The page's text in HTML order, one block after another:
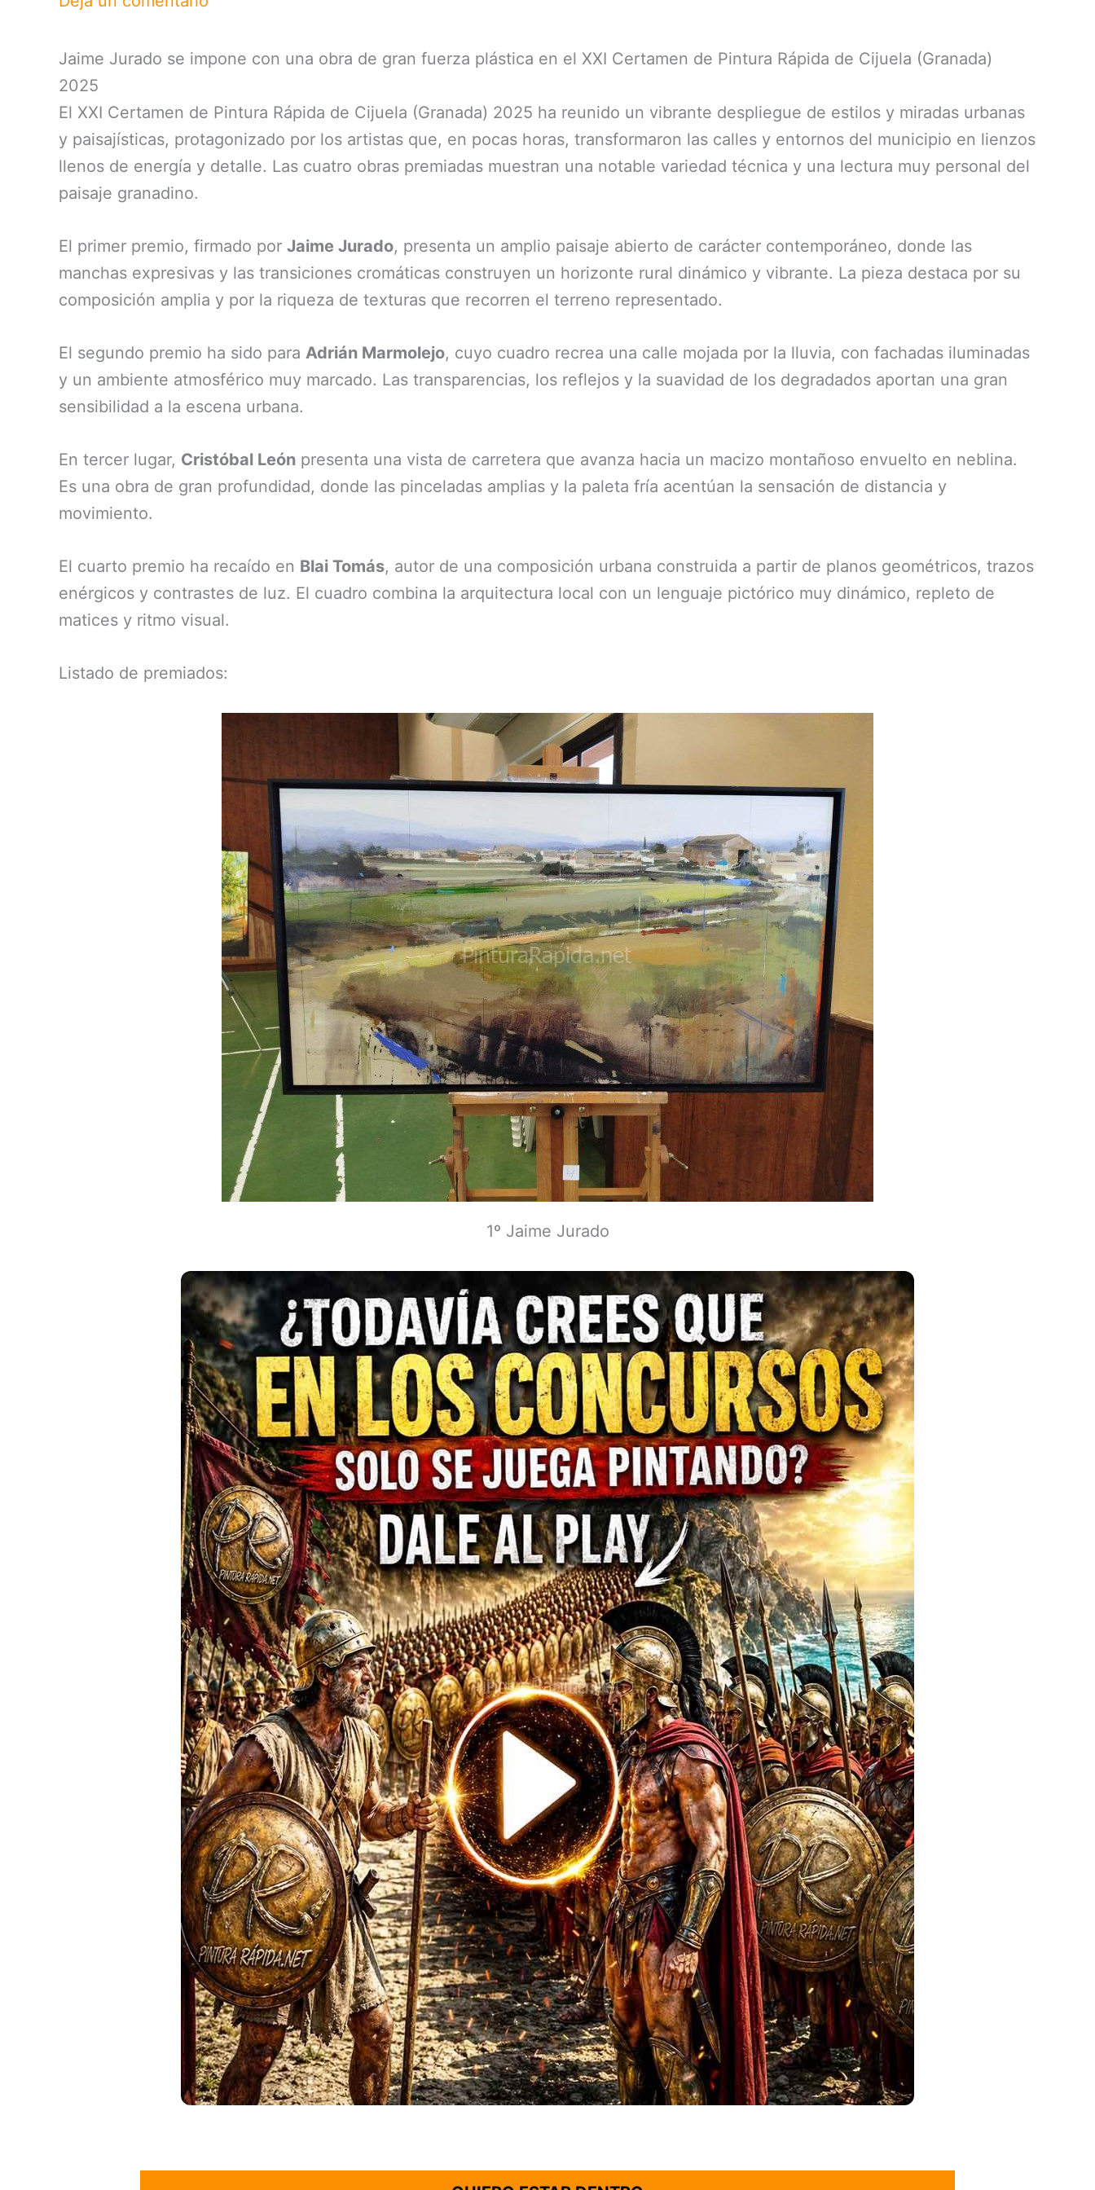
Jaime Jurado se impone con una obra de gran fuerza plástica en el XXI Certamen de Pintura Rápida de Cijuela (Granada)
2025
El XXI Certamen de Pintura Rápida de Cijuela (Granada) 2025 ha reunido un vibrante despliegue de estilos y miradas urbanas
y paisajísticas, protagonizado por los artistas que, en pocas horas, transformaron las calles y entornos del municipio en lienzos
llenos de energía y detalle. Las cuatro obras premiadas muestran una notable variedad técnica y una lectura muy personal del
paisaje granadino.
El primer premio, firmado por Jaime Jurado, presenta un amplio paisaje abierto de carácter contemporáneo, donde las
manchas expresivas y las transiciones cromáticas construyen un horizonte rural dinámico y vibrante. La pieza destaca por su
composición amplia y por la riqueza de texturas que recorren el terreno representado.
El segundo premio ha sido para Adrián Marmolejo, cuyo cuadro recrea una calle mojada por la lluvia, con fachadas iluminadas
y un ambiente atmosférico muy marcado. Las transparencias, los reflejos y la suavidad de los degradados aportan una gran
sensibilidad a la escena urbana.
En tercer lugar, Cristóbal León presenta una vista de carretera que avanza hacia un macizo montañoso envuelto en neblina.
Es una obra de gran profundidad, donde las pinceladas amplias y la paleta fría acentúan la sensación de distancia y
movimiento.
El cuarto premio ha recaído en Blai Tomás, autor de una composición urbana construida a partir de planos geométricos, trazos
enérgicos y contrastes de luz. El cuadro combina la arquitectura local con un lenguaje pictórico muy dinámico, repleto de
matices y ritmo visual.
Listado de premiados:
1º Jaime Jurado